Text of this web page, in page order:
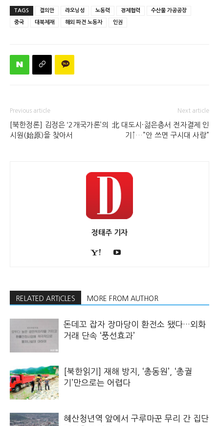
TAGS 결의안 랴오닝성 노동력 경제협력 수산물 가공공장
중국 대북제재 해외 파견 노동자 인권
Previous article
[북한정론] 김정은 ‘2개국가론’의
시원(始原)을 찾아서
Next article
北 대도시·젊은층서 전자결제 인
기↑…”안 쓰면 구시대 사람”
정태주 기자
RELATED ARTICLES MORE FROM AUTHOR
돈데꼬 잡자 장마당이 환전소 됐다…외화
거래 단속 ‘풍선효과’
[북한읽기] 재해 방지, ‘총동원’, ‘총궐
기’만으로는 어렵다
혜산청년역 앞에서 구루마꾼 무리 간 집단